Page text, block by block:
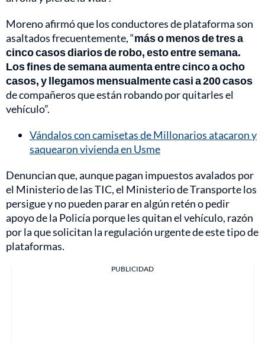
Moreno afirmó que los conductores de plataforma son
asaltados frecuentemente, “más o menos de tres a
cinco casos diarios de robo, esto entre semana.
Los fines de semana aumenta entre cinco a ocho
casos, y llegamos mensualmente casi a 200 casos
de compañeros que están robando por quitarles el
vehículo”.
Vándalos con camisetas de Millonarios atacaron y
saquearon vivienda en Usme
Denuncian que, aunque pagan impuestos avalados por
el Ministerio de las TIC, el Ministerio de Transporte los
persigue y no pueden parar en algún retén o pedir
apoyo de la Policía porque les quitan el vehículo, razón
por la que solicitan la regulación urgente de este tipo de
plataformas.
PUBLICIDAD